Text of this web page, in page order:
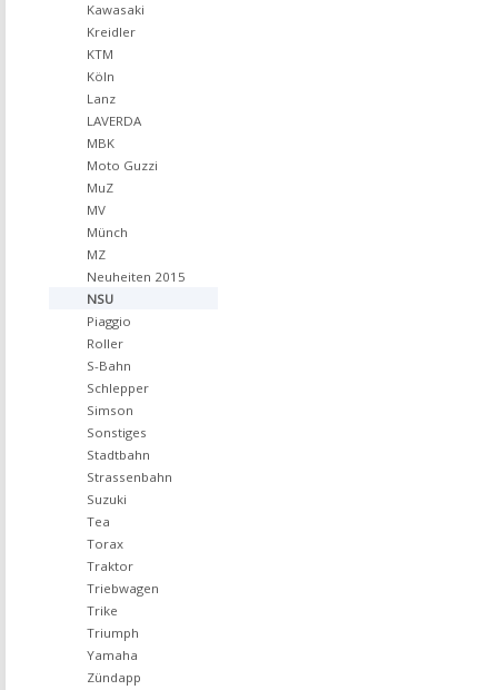
Kawasaki
Kreidler
KTM
Köln
Lanz
LAVERDA
MBK
Moto Guzzi
MuZ
MV
Münch
MZ
Neuheiten 2015
NSU
Piaggio
Roller
S-Bahn
Schlepper
Simson
Sonstiges
Stadtbahn
Strassenbahn
Suzuki
Tea
Torax
Traktor
Triebwagen
Trike
Triumph
Yamaha
Zündapp